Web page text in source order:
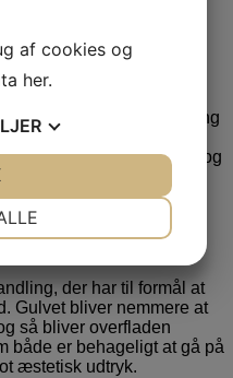
og antal rum. Hos Viking
fra 110 kr. pr.
til os på+45 78 75 03 07
og
din opgave.
der har til formål at
Gulvet bliver nemmere at
så bliver overfladen
både er behageligt at gå på
æstetisk udtryk.
af cookies og
her.
STATISTIK